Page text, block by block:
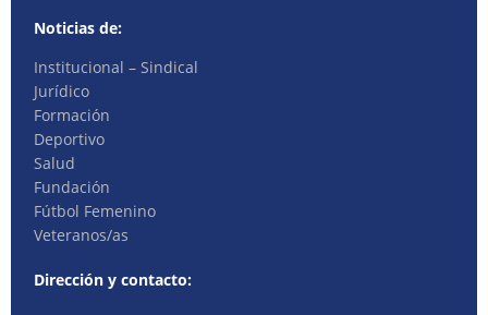
Noticias de:
Institucional – Sindical
Jurídico
Formación
Deportivo
Salud
Fundación
Fútbol Femenino
Veteranos/as
Dirección y contacto: